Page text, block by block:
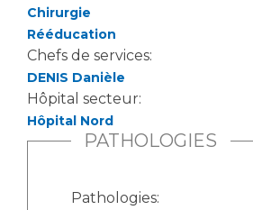
Sécurité
Les recherches en santé
Chirurgie
Rééducation
Chefs de services:
DENIS Danièle
Hôpital secteur:
Hôpital Nord
PATHOLOGIES
Pathologies: